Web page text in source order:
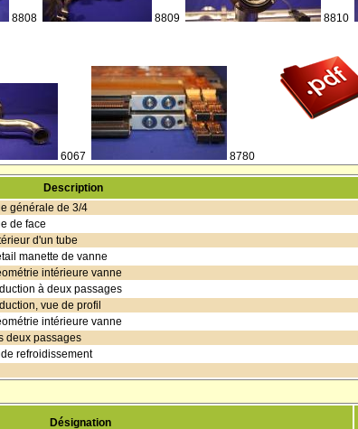
8808 8809 8810
6067 8780
Description
générale de 3/4
de face
d'un tube
manette de vanne
intérieure vanne
à deux passages
vue de profil
intérieure vanne
deux passages
refroidissement
Désignation